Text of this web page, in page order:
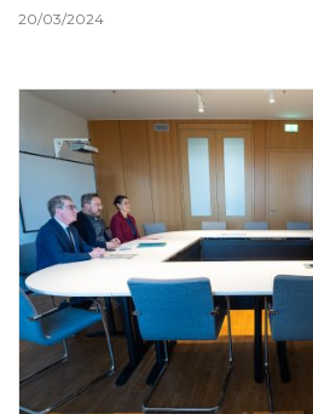
20/03/2024